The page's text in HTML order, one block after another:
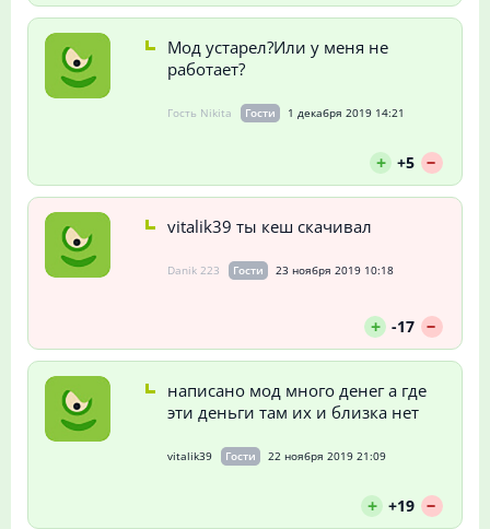
Мод устарел?Или у меня не
работает?
Гость Nikita Гости 1 декабря 2019 14:21
+ +5 --
vitalik39 ты кеш скачивал
Danik 223 Гости 23 ноября 2019 10:18
+ -17 --
написано мод много денег а где
эти деньги там их и близка нет
vitalik39 Гости 22 ноября 2019 21:09
+ +19 --